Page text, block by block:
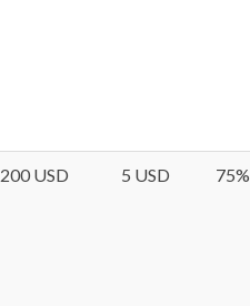
200 USD 5 USD 75%